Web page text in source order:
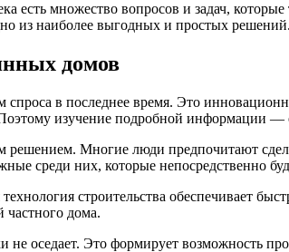
есть множество вопросов и задач,
из наиболее выгодных и простых решений.
домов
спроса в последнее время. Это
Поэтому изучение подробной информации
решением. Многие люди предпочитают
среди них, которые непосредственно
строительства обеспечивает
частного дома.
оседает. Это формирует возможность